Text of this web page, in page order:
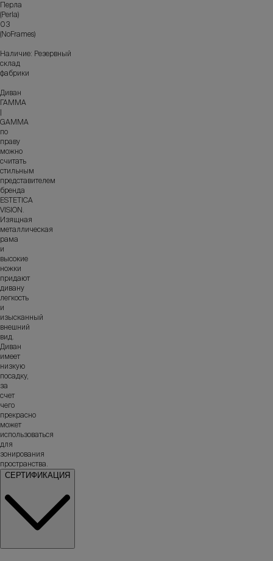
Перла
(Perla)
03
(NoFrames)
Наличие: Резервный
склад
фабрики
Диван
ГАММА
GAMMA
по
праву
можно
считать
стильным
представителем
бренда
ЕSТЕТIСА
VISION.
Изящная
металлическая
рама
и
высокие
ножки
придают
дивану
легкость
и
изысканный
внешний
вид.
Диван
имеет
низкую
посадку,
за
счет
чего
прекрасно
может
использоваться
для
зонирования
пространства.
СЕРТИФИКАЦИЯ